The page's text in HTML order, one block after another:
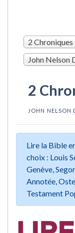
2 Chroniques
John Nelson
2
JOHN NELSON
Lire la Bible
choix : Louis
Genève,
Annotée,
Testament